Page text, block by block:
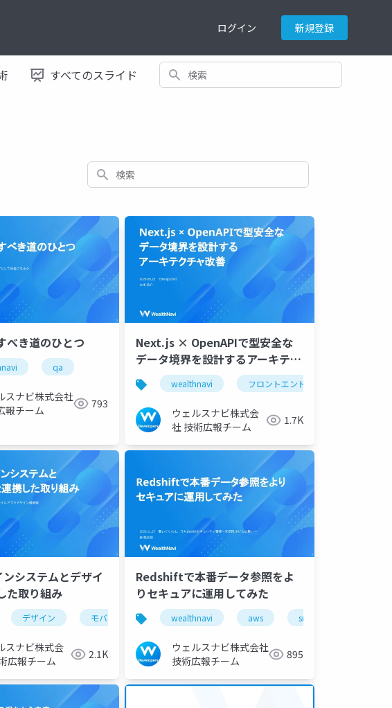
ログイン 新規登録
すべてのスライド 検索
検索
spring cloud gateway jjug ccc
べき道のひとつ
qa
スナビ株式会社
報チーム
793
Next.js × OpenAPIで型安全な
データ境界を設計するアーキテク
チャ改善wealthnavi フロントエンド
ウェルスナビ株式会
社 技術広報チーム
1.7K
システムとデザイ
た取り組み
デザイン モバイルアプリ wealthnavi
スナビ株式会
広報チーム
2.1K
Redshiftで本番データ参照をよ
りセキュアに運用してみた
wealthnavi aws sre
ウェルスナビ株式会社
技術広報チーム
895